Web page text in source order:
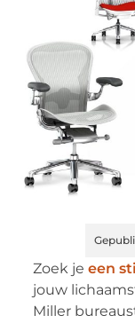
Zoek je een
jouw
Miller